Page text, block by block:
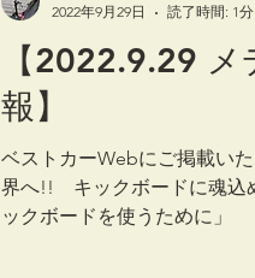
【2022.9.29
報】
ベストカーWebにご掲載い
界へ!! キックボードに魂
ックボードを使うために」
2022年9月29日
読了時間: 1分